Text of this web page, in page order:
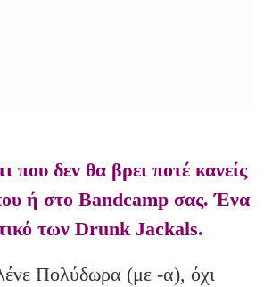
που δεν θα βρει ποτέ κανείς
ή στο Bandcamp σας. Ένα
των Drunk Jackals.
Πολύδωρα (με -α), όχι